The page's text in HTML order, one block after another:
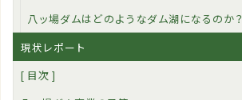
八ッ場ダムはどのようなダム湖になるのか？
現状レポート
[ 目次 ]